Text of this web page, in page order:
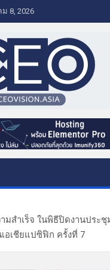
ม 8, 2026
มสำเร็จ ในพิธีปิดงานประ
อเชียแปซิฟิก ครั้งที่ 7